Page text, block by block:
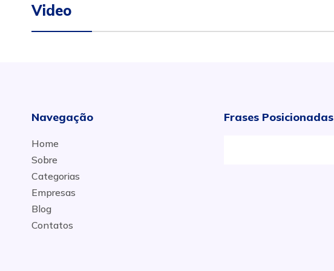
Video
Navegação
Home
Sobre
Categorias
Empresas
Blog
Contatos
Frases Posicionadas